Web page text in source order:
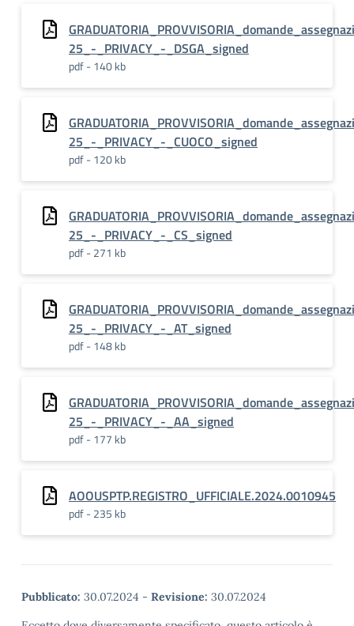
25_-_PRIVACY_-_DSGA_signed
pdf - 140 kb
25_-_PRIVACY_-_CUOCO_signed
pdf - 120 kb
25_-_PRIVACY_-_CS_signed
pdf - 271 kb
25_-_PRIVACY_-_AT_signed
pdf - 148 kb
25_-_PRIVACY_-_AA_signed
pdf - 177 kb
AOOUSPTP.REGISTRO_UFFICIALE.2024.0010945
pdf - 235 kb
Pubblicato: 30.07.2024 - Revisione: 30.07.2024